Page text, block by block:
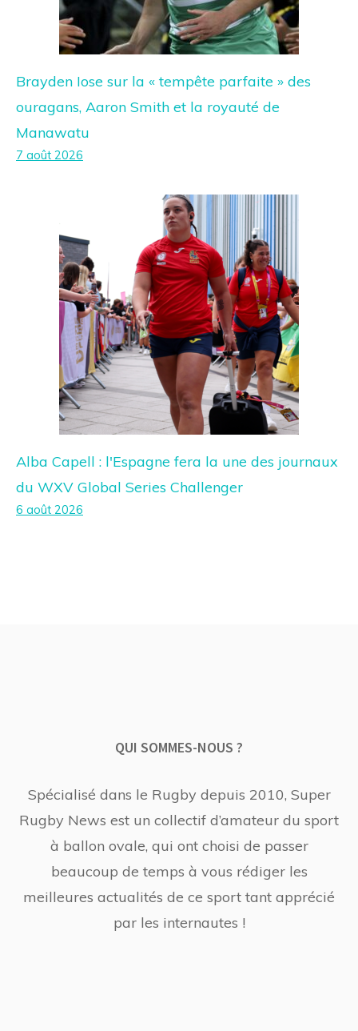
Brayden Iose sur la « tempête parfaite » des
ouragans, Aaron Smith et la royauté de
Manawatu
7 août 2026
Alba Capell : l'Espagne fera la une des journaux
du WXV Global Series Challenger
6 août 2026
QUI SOMMES-NOUS ?
Spécialisé dans le Rugby depuis 2010, Super
Rugby News est un collectif d’amateur du sport
à ballon ovale, qui ont choisi de passer
beaucoup de temps à vous rédiger les
meilleures actualités de ce sport tant apprécié
par les internautes !